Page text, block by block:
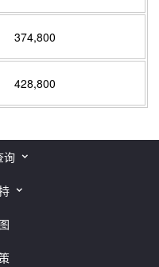
374,800
428,800
询
询